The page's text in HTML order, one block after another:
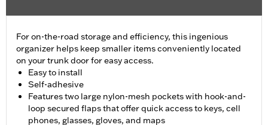
For on-the-road storage and efficiency, this ingenious
organizer helps keep smaller items conveniently located
on your trunk door for easy access.
Easy to install
Self-adhesive
Features two large nylon-mesh pockets with hook-and-
loop secured flaps that offer quick access to keys, cell
phones, glasses, gloves, and maps